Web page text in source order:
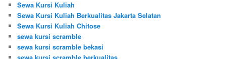
Sewa Kursi Kuliah
Sewa Kursi Kuliah Berkualitas Jakarta Selatan
Sewa Kursi Kuliah Chitose
sewa kursi scramble
sewa kursi scramble bekasi